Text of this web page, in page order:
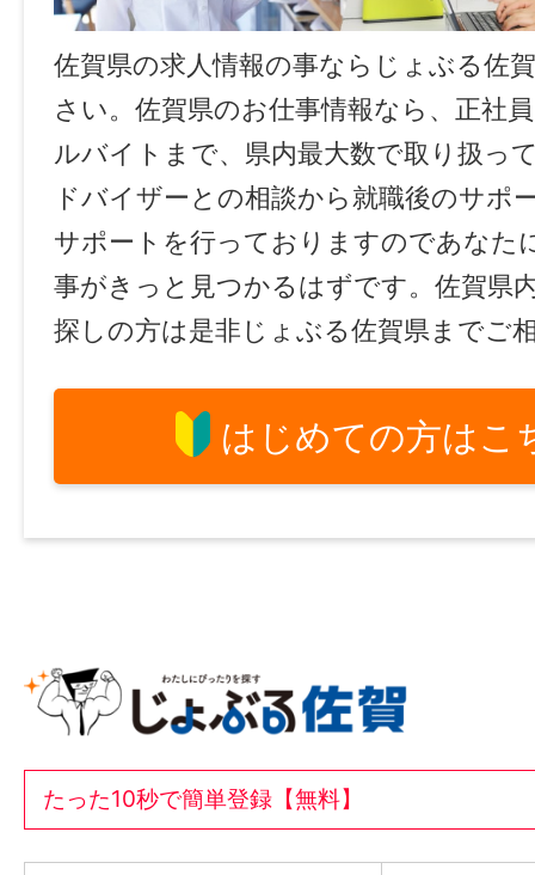
佐賀県の求人情報の事ならじょぶる佐
さい。佐賀県のお仕事情報なら、正社
ルバイトまで、県内最大数で取り扱っ
ドバイザーとの相談から就職後のサポ
サポートを行っておりますのであなた
事がきっと見つかるはずです。佐賀県
探しの方は是非じょぶる佐賀県までご
はじめての方はこ
たった10秒で簡単登録【無料】